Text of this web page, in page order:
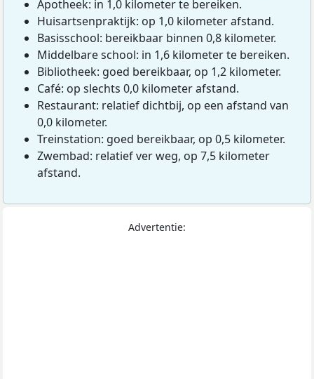
Apotheek: in 1,0 kilometer te bereiken.
Huisartsenpraktijk: op 1,0 kilometer afstand.
Basisschool: bereikbaar binnen 0,8 kilometer.
Middelbare school: in 1,6 kilometer te bereiken.
Bibliotheek: goed bereikbaar, op 1,2 kilometer.
Café: op slechts 0,0 kilometer afstand.
Restaurant: relatief dichtbij, op een afstand van
0,0 kilometer.
Treinstation: goed bereikbaar, op 0,5 kilometer.
Zwembad: relatief ver weg, op 7,5 kilometer
afstand.
Advertentie: